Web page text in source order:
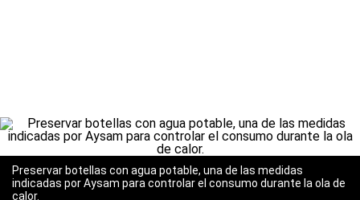
Preservar botellas con agua potable, una de las medidas
indicadas por Aysam para controlar el consumo durante la ola de
calor.